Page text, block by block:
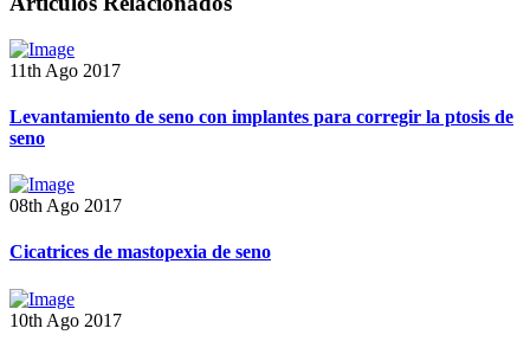
11th Ago 2017
Levantamiento de seno con implantes para corregir la ptosis de
seno
08th Ago 2017
Cicatrices de mastopexia de seno
10th Ago 2017